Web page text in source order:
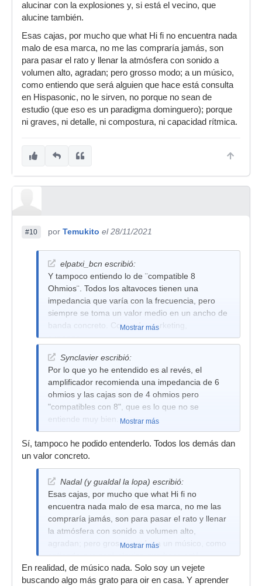
alucinar con la explosiones y, si está el vecino, que
alucine también.
Esas cajas, por mucho que what Hi fi no encuentra nada
malo de esa marca, no me las compraría jamás, son
para pasar el rato y llenar la atmósfera con sonido a
volumen alto, agradan; pero grosso modo; a un músico,
como entiendo que será alguien que hace está consulta
en Hispasonic, no le sirven, no porque no sean de
estudio (que eso es un paradigma dominguero); porque
ni graves, ni detalle, ni compostura, ni capacidad rítmica.
#10 por Temukito el 28/11/2021
elpatxi_bcn escribió:
Y tampoco entiendo lo de ¨compatible 8
Ohmios¨. Todos los altavoces tienen una
impedancia que varía con la frecuencia, pero
siempre se toma un valor medio en un ancho de
banda concreto. Cosas de marketing,
supongo.....
Mostrar más
Synclavier escribió:
Por lo que yo he entendido es al revés, el
amplificador recomienda una impedancia de 6
ohmios y las cajas son de 4 ohmios pero
"compatibles con 8", que es lo que no se
entiende muy bien.
Mostrar más
Sí, tampoco he podido entenderlo. Todos los demás dan
un valor concreto.
Nadal (y gualdal la lopa) escribió:
Esas cajas, por mucho que what Hi fi no
encuentra nada malo de esa marca, no me las
compraría jamás, son para pasar el rato y llenar
la atmósfera con sonido a volumen alto,
agradan; pero grosso modo; a un músico, como
entiendo que será alguien que hace está
consulta en Hispasonic, no le sirven, no porque
no sean de estudio (que eso es un paradigma
Mostrar más
En realidad, de músico nada. Solo soy un vejete
buscando algo más grato para oir en casa. Y aprender